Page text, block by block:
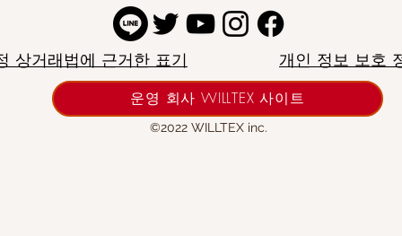
상거래법에 근거한 표기 개인 정보 보호
운영 회사 WILLTEX 사이트
©2022 WILLTEX inc.